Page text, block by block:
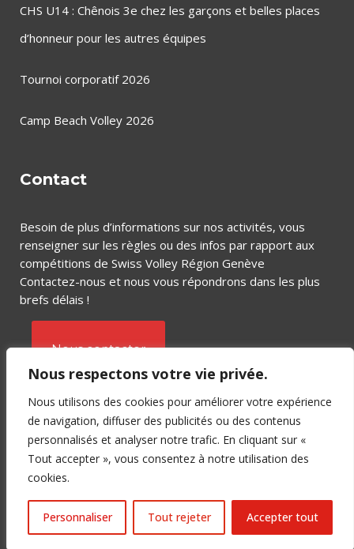
Nous respectons votre vie privée.
Nous utilisons des cookies pour améliorer votre expérience
de navigation, diffuser des publicités ou des contenus
personnalisés et analyser notre trafic. En cliquant sur «
Tout accepter », vous consentez à notre utilisation des
cookies.
Personnaliser Tout rejeter Accepter tout
CHS U14 : Chênois 3e chez les garçons et belles places
d’honneur pour les autres équipes
Tournoi corporatif 2026
Camp Beach Volley 2026
Contact
Besoin de plus d’informations sur nos activités, vous
renseigner sur les règles ou des infos par rapport aux
compétitions de Swiss Volley Région Genève
Contactez-nous et nous vous répondrons dans les plus
brefs délais !
Nous contacter
Copyright © 2018 SVRGE – Crée par
&BUSINESS MARKETING LAB